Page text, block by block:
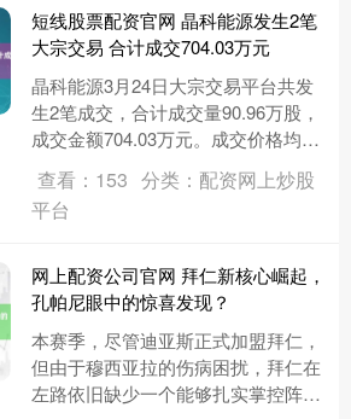
短线股票配资官网 晶科能源发生2笔
大宗交易 合计成交704.03万元
晶科能源3月24日大宗交易平台共发
生2笔成交，合计成交量90.96万股，
成交金额704.03万元。成交价格均为
股累计发生1....
查看：153 分类：配资网上炒股
平台
网上配资公司官网 拜仁新核心崛起，
孔帕尼眼中的惊喜发现？
本赛季，尽管迪亚斯正式加盟拜仁，
但由于穆西亚拉的伤病困扰，拜仁在
左路依旧缺少一个能够扎实掌控阵地